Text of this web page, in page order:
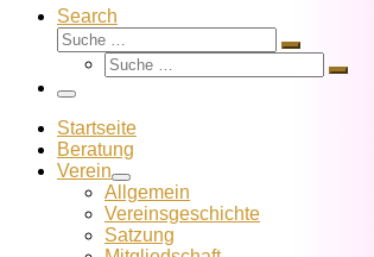
Search
Suche
Suche
Suche
Suche
Menü
Startseite
Beratung
Verein
Allgemein
Vereins­geschichte
Satzung